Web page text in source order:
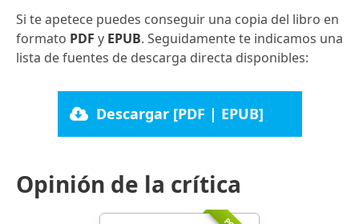
Si te apetece puedes conseguir una copia del libro en
formato PDF y EPUB. Seguidamente te indicamos una
lista de fuentes de descarga directa disponibles:
Descargar [PDF | EPUB]
Opinión de la crítica